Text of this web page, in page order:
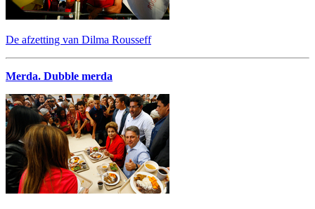
De afzetting van Dilma Rousseff
Merda. Dubble merda